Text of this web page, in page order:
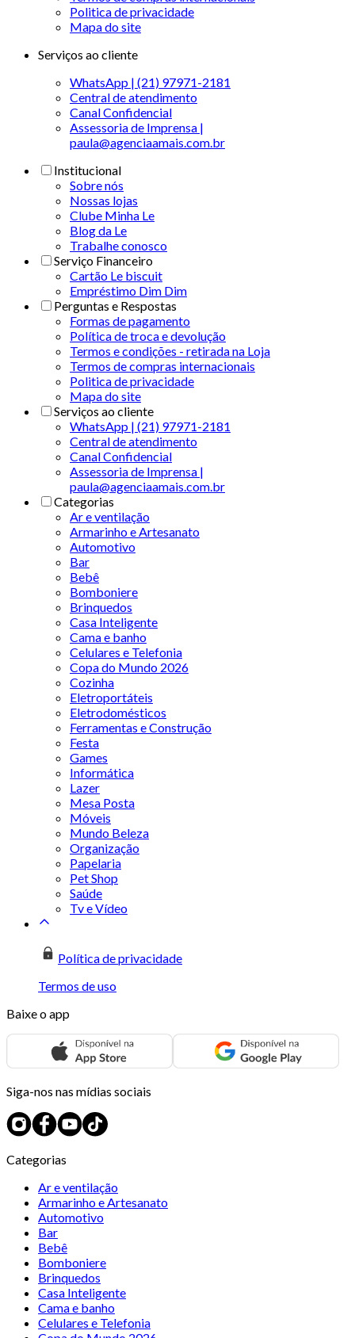
Politica de privacidade
Mapa do site
Serviços ao cliente
WhatsApp | (21) 97971-2181
Central de atendimento
Canal Confidencial
Assessoria de Imprensa |
paula@agenciaamais.com.br
Institucional
Sobre nós
Nossas lojas
Clube Minha Le
Blog da Le
Trabalhe conosco
Serviço Financeiro
Cartão Le biscuit
Empréstimo Dim Dim
Perguntas e Respostas
Formas de pagamento
Política de troca e devolução
Termos e condições - retirada na Loja
Termos de compras internacionais
Politica de privacidade
Mapa do site
Serviços ao cliente
WhatsApp | (21) 97971-2181
Central de atendimento
Canal Confidencial
Assessoria de Imprensa |
paula@agenciaamais.com.br
Categorias
Ar e ventilação
Armarinho e Artesanato
Automotivo
Bar
Bebê
Bomboniere
Brinquedos
Casa Inteligente
Cama e banho
Celulares e Telefonia
Copa do Mundo 2026
Cozinha
Eletroportáteis
Eletrodomésticos
Ferramentas e Construção
Festa
Games
Informática
Lazer
Mesa Posta
Móveis
Mundo Beleza
Organização
Papelaria
Pet Shop
Saúde
Tv e Vídeo
Política de privacidade
Termos de uso
Baixe o app
Siga-nos nas mídias sociais
Categorias
Ar e ventilação
Armarinho e Artesanato
Automotivo
Bar
Bebê
Bomboniere
Brinquedos
Casa Inteligente
Cama e banho
Celulares e Telefonia